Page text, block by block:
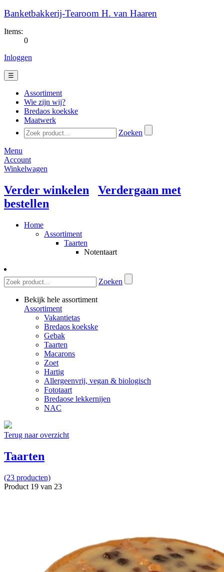
Banketbakkerij-Tearoom H. van Haaren
Items:
0
Inloggen
☰
Assortiment
Wie zijn wij?
Bredaos koekske
Maatwerk
Zoeken
Menu
Account
Winkelwagen
Verder winkelen
Verdergaan met
bestellen
Home
Assortiment
Taarten
Notentaart
Zoeken
Bekijk hele assortiment
Assortiment
Vakantietas
Bredaos koekske
Gebak
Taarten
Macarons
Zoet
Hartig
Allergeenvrij, vegan & biologisch
Fototaart
Bredaose lekkernijen
NAC
Terug naar overzicht
Taarten
(23 producten)
Product 19 van 23